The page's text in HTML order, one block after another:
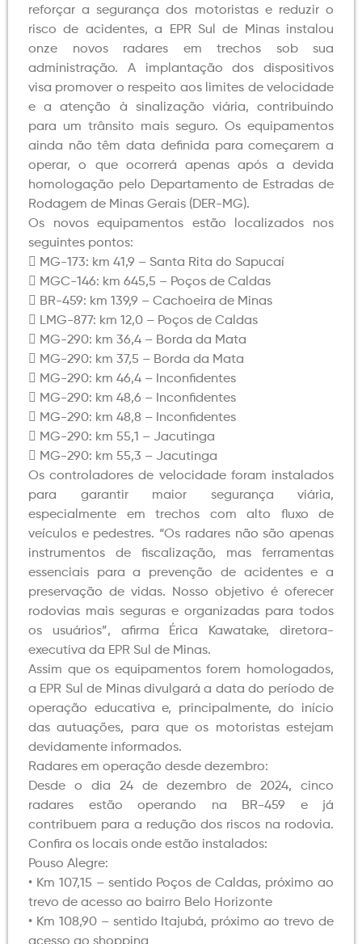
reforçar a segurança dos motoristas e reduzir o
risco de acidentes, a EPR Sul de Minas instalou
onze novos radares em trechos sob sua
administração. A implantação dos dispositivos
visa promover o respeito aos limites de velocidade
e a atenção à sinalização viária, contribuindo
para um trânsito mais seguro. Os equipamentos
ainda não têm data definida para começarem a
operar, o que ocorrerá apenas após a devida
homologação pelo Departamento de Estradas de
Rodagem de Minas Gerais (DER-MG).
Os novos equipamentos estão localizados nos
seguintes pontos:
 MG-173: km 41,9 – Santa Rita do Sapucaí
 MGC-146: km 645,5 – Poços de Caldas
 BR-459: km 139,9 – Cachoeira de Minas
 LMG-877: km 12,0 – Poços de Caldas
 MG-290: km 36,4 – Borda da Mata
 MG-290: km 37,5 – Borda da Mata
 MG-290: km 46,4 – Inconfidentes
 MG-290: km 48,6 – Inconfidentes
 MG-290: km 48,8 – Inconfidentes
 MG-290: km 55,1 – Jacutinga
 MG-290: km 55,3 – Jacutinga
Os controladores de velocidade foram instalados
para garantir maior segurança viária,
especialmente em trechos com alto fluxo de
veículos e pedestres. “Os radares não são apenas
instrumentos de fiscalização, mas ferramentas
essenciais para a prevenção de acidentes e a
preservação de vidas. Nosso objetivo é oferecer
rodovias mais seguras e organizadas para todos
os usuários”, afirma Érica Kawatake, diretora-
executiva da EPR Sul de Minas.
Assim que os equipamentos forem homologados,
a EPR Sul de Minas divulgará a data do período de
operação educativa e, principalmente, do início
das autuações, para que os motoristas estejam
devidamente informados.
Radares em operação desde dezembro:
Desde o dia 24 de dezembro de 2024, cinco
radares estão operando na BR-459 e já
contribuem para a redução dos riscos na rodovia.
Confira os locais onde estão instalados:
Pouso Alegre:
• Km 107,15 – sentido Poços de Caldas, próximo ao
trevo de acesso ao bairro Belo Horizonte
• Km 108,90 – sentido Itajubá, próximo ao trevo de